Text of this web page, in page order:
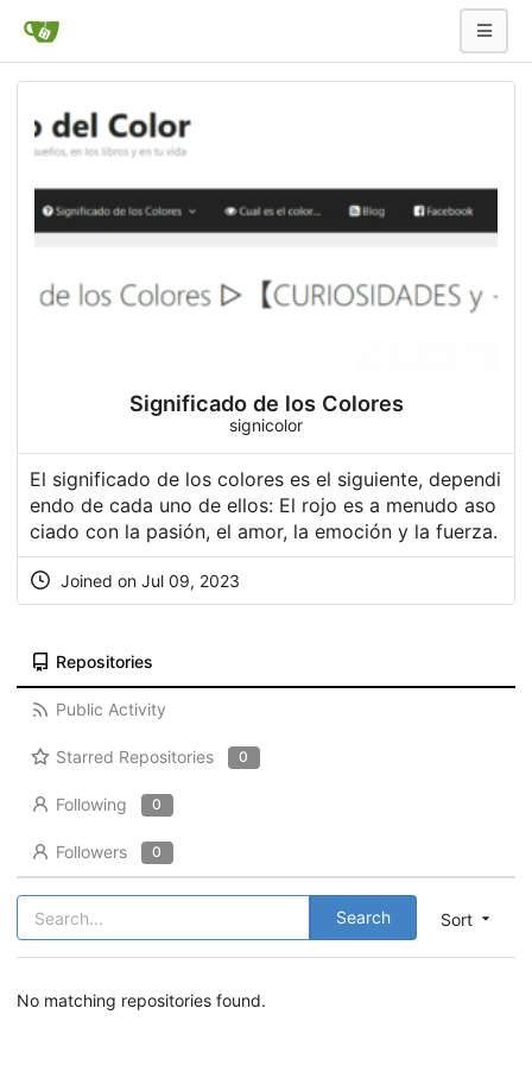
Significado de los Colores
signicolor
El significado de los colores es el siguiente, dependi
endo de cada uno de ellos: El rojo es a menudo aso
ciado con la pasión, el amor, la emoción y la fuerza.
Joined on Jul 09, 2023
Repositories
Public Activity
Starred Repositories 0
Following 0
Followers 0
Sort
Search
No matching repositories found.